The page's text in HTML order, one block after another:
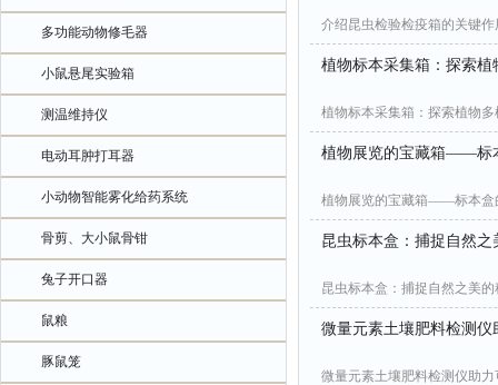
多功能动物修毛器
小鼠悬尾实验箱
测温维持仪
电动耳肿打耳器
小动物智能雾化给药系统
骨剪、大小鼠骨钳
兔子开口器
鼠粮
豚鼠笼
介绍昆虫检验检疫箱的关键作
植物标本采集箱：探索植
植物标本采集箱：探索植物
植物展览的宝藏箱——标
植物展览的宝藏箱——标本盒
昆虫标本盒：捕捉自然之
昆虫标本盒：捕捉自然之美
微量元素土壤肥料检测
微量元素土壤肥料检测仪助